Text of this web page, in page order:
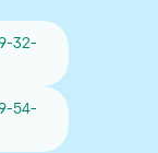
32-
54-